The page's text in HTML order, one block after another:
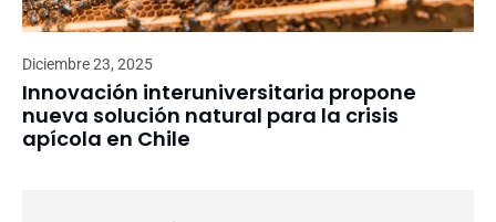
Diciembre 23, 2025
Innovación interuniversitaria propone
nueva solución natural para la crisis
apícola en Chile